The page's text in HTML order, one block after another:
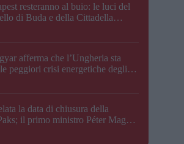
resteranno al buio: le luci del
di Buda e della Cittadella
afferma che l’Ungheria sta
peggiori crisi energetiche degli
la data di chiusura della
il primo ministro Péter Magyar